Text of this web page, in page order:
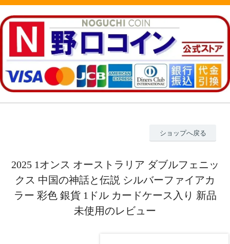
ショップへ戻る
2025 1オンス オーストラリア ダブルフェニッ
クス 中国の神話と伝説 シルバーファイアカ
ラー 彩色 銀貨 1ドル カードケース入り 新品
未使用のレビュー